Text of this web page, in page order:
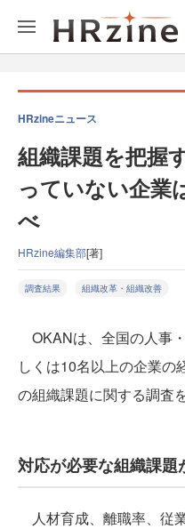
HRzineニュース
組織課題を把握
っていない企業
べ
HRzine編集部[著]
調査結果 組織改革・組織改善
OKANは、全国の人事
しくは10名以上の企業の
の組織課題に関する調査
対応が必要な組織課
人材育成、離職率、従